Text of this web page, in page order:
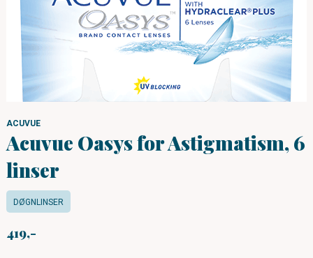
ACUVUE
Acuvue Oasys for Astigmatism, 6
linser
DØGNLINSER
419